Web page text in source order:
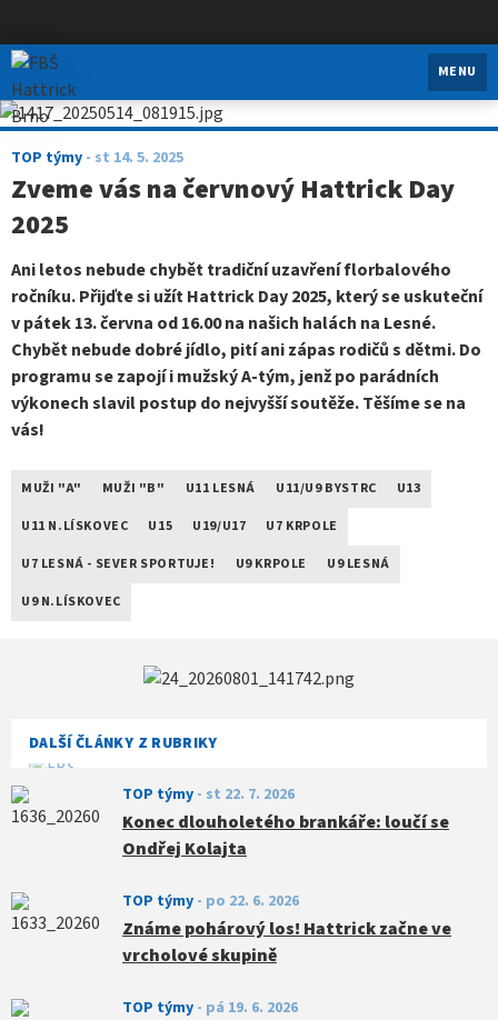
FBŠ Hattrick Brno
MENU
DALŠÍ ČLÁNKY Z RUBRIKY
TOP týmy - st 22. 7. 2026
Konec dlouholetého brankáře: loučí se
Ondřej Kolajta
TOP týmy - po 22. 6. 2026
Známe pohárový los! Hattrick začne ve
vrcholové skupině
TOP týmy - pá 19. 6. 2026
TOP týmy - st 14. 5. 2025
Zveme vás na červnový Hattrick Day
2025
Ani letos nebude chybět tradiční uzavření florbalového
ročníku. Přijďte si užít Hattrick Day 2025, který se uskuteční
v pátek 13. června od 16.00 na našich halách na Lesné.
Chybět nebude dobré jídlo, pití ani zápas rodičů s dětmi. Do
programu se zapojí i mužský A-tým, jenž po parádních
výkonech slavil postup do nejvyšší soutěže. Těšíme se na
vás!
MUŽI "A" MUŽI "B" U11 LESNÁ U11/U9 BYSTRC
U13
U11 N.LÍSKOVEC
U15 U19/U17
U7 KRPOLE
U7 LESNÁ - SEVER SPORTUJE!
U9 KRPOLE
U9 LESNÁ
U9 N.LÍSKOVEC